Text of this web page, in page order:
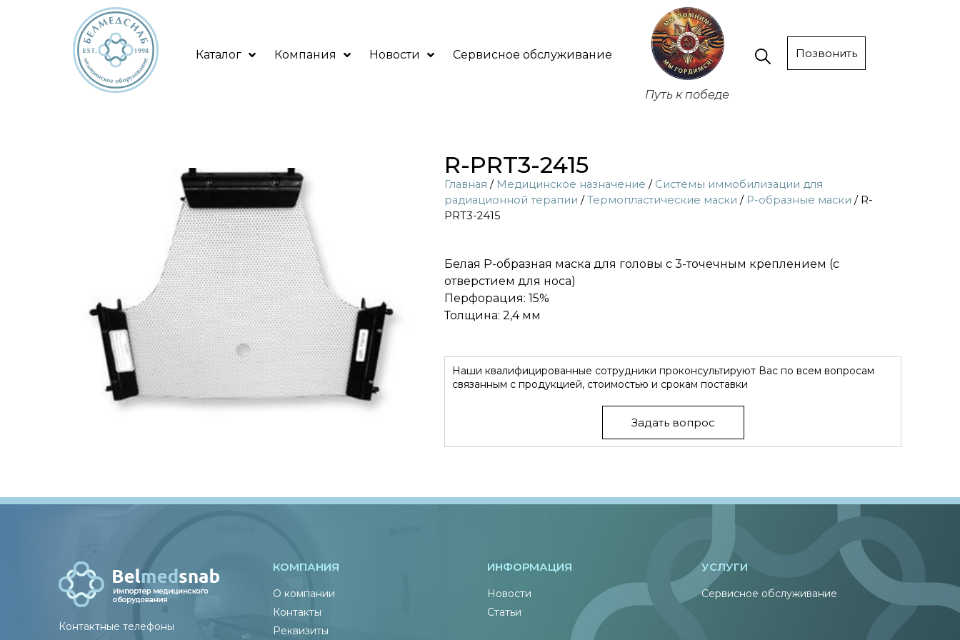
Каталог Компания Новости Сервисное обслуживание
Путь к победе
Позвонить
R-PRT3-2415
Главная / Медицинское назначение / Системы иммобилизации для
радиационной терапии / Термопластические маски / P-образные маски / R-
PRT3-2415
Белая P-образная маска для головы с 3-точечным креплением (с
отверстием для носа)
Перфорация: 15%
Толщина: 2,4 мм
Наши квалифицированные сотрудники проконсультируют Вас по всем вопросам
связанным с продукцией, стоимостью и срокам поставки
Задать вопрос
Контактные телефоны
КОМПАНИЯ
О компании
Контакты
Реквизиты
ИНФОРМАЦИЯ
Новости
Статьи
УСЛУГИ
Сервисное обслуживание